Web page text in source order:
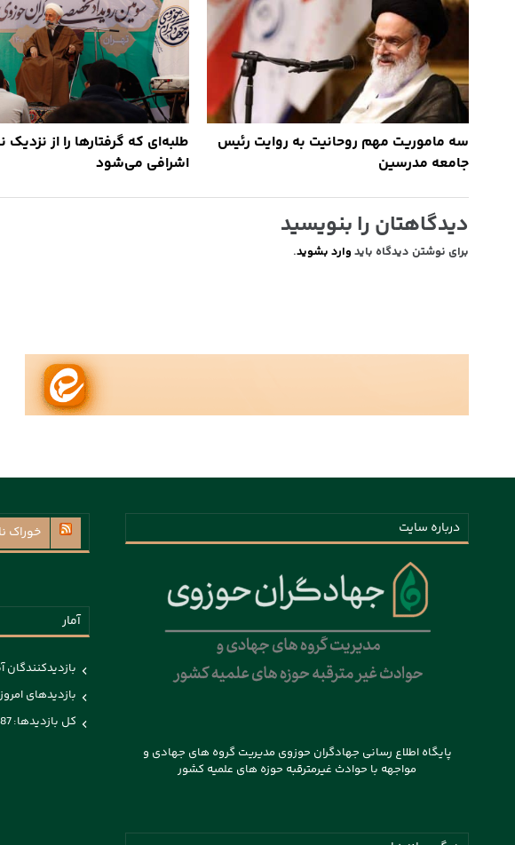
سه ماموریت‌ مهم روحانیت به روایت رئیس
جامعه مدرسین
طلبه‌ای که گرفتارها را از
اشرافی می‌شود
دیدگاهتان را بنویسید
برای نوشتن دیدگاه باید وارد بشوید.
درباره سایت
پایگاه اطلاع رسانی جهادگران حوزوی مدیریت گروه های جهادی و
مواجهه با حوادث غیرمترقبه حوزه های علمیه کشور
خوراک
آمار
بازدیدکنندگان
بازدیدهای
کل بازدیدها: